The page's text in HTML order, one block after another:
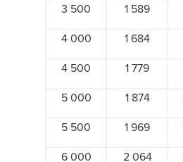
3 500
1 589
4 000
1 684
4 500
1 779
5 000
1 874
5 500
1 969
6 000
2 064